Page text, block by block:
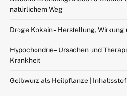
natürlichem Weg
Droge Kokain – Herstellung,
Hypochondrie – Ursachen und
Krankheit
Gelbwurz als Heilpflanze |